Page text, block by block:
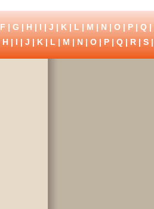
F|G|H|I|J|K|L|M|N|O|P|Q|
H | I | J | K | L | M | N | O | P | Q | R | S |